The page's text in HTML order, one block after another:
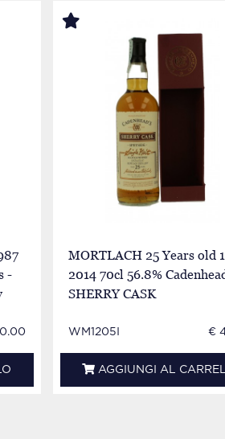
-
MORTLACH 25 Years old
2014 70cl 56.8%
SHERRY CASK
WM1205I €
AGGIUNGI AL